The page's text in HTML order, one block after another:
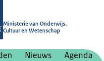
Ministerie van Onderwijs,
Cultuur en Wetenschap
Nieuws Agenda